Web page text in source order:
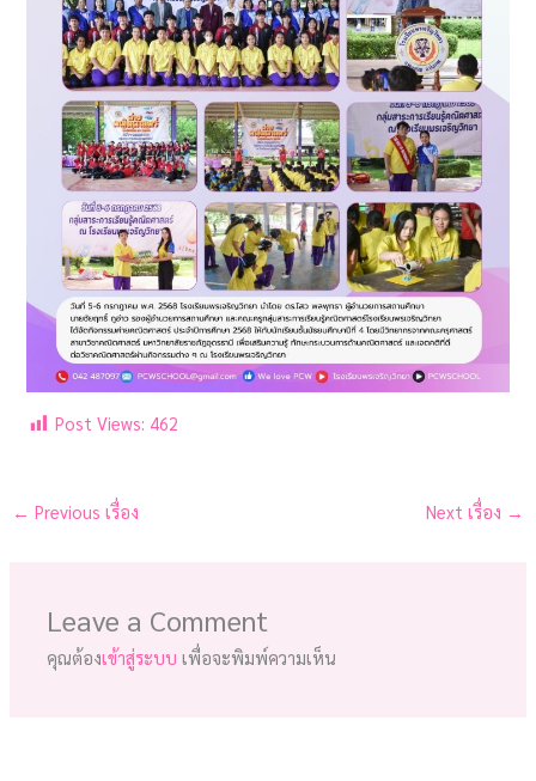
Post Views: 462
← Previous เรื่อง Next เรื่อง →
Leave a Comment
คุณต้องเข้าสู่ระบบ เพื่อจะพิมพ์ความเห็น